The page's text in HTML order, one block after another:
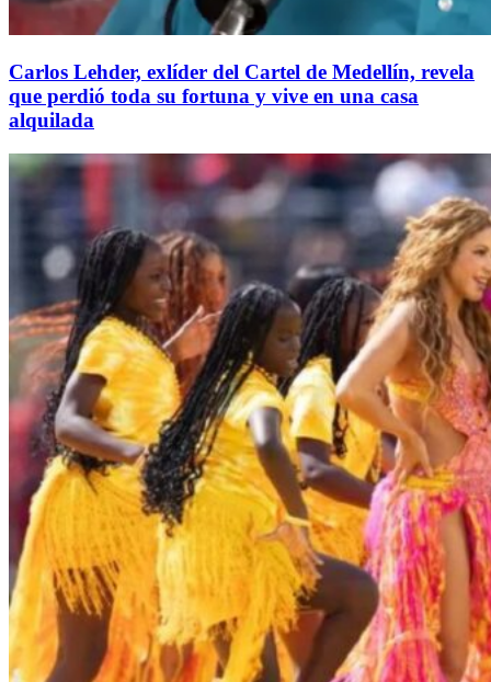
Carlos Lehder, exlíder del Cartel de Medellín, revela
que perdió toda su fortuna y vive en una casa
alquilada